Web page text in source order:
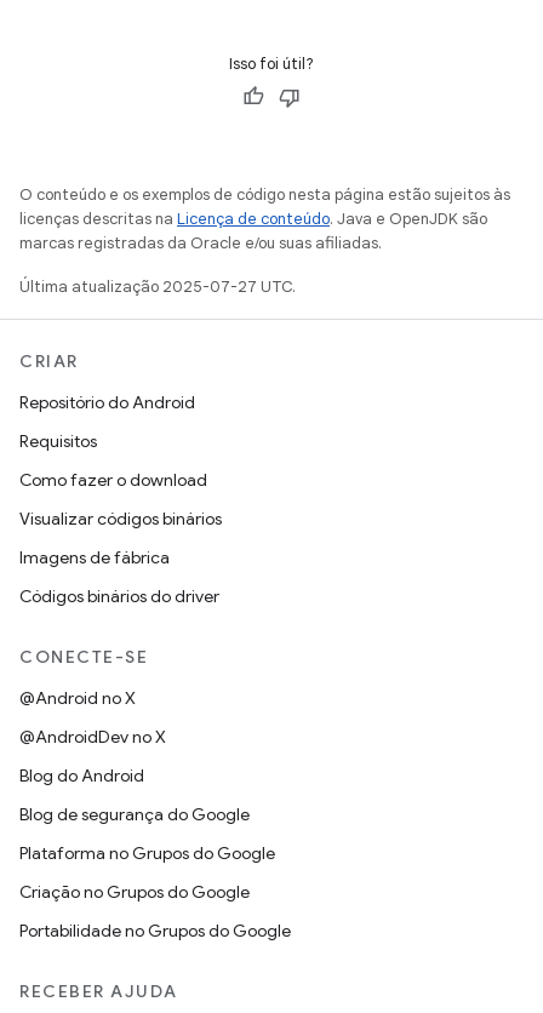
Isso foi útil?
O conteúdo e os exemplos de código nesta página estão sujeitos às
licenças descritas na Licença de conteúdo. Java e OpenJDK são
marcas registradas da Oracle e/ou suas afiliadas.
Última atualização 2025-07-27 UTC.
CRIAR
Repositório do Android
Requisitos
Como fazer o download
Visualizar códigos binários
Imagens de fábrica
Códigos binários do driver
CONECTE-SE
@Android no X
@AndroidDev no X
Blog do Android
Blog de segurança do Google
Plataforma no Grupos do Google
Criação no Grupos do Google
Portabilidade no Grupos do Google
RECEBER AJUDA